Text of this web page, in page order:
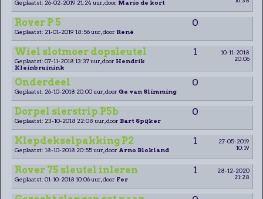
Geplaatst: 26-02-2019 21:24 uur, door Mario de kort
Rover P 5 0
Geplaatst: 21-01-2019 18:56 uur, door René
Wiel slotmoer dopsleutel 1
10-11-2018
20:06
Geplaatst: 07-11-2018 13:37 uur, door Hendrik
Kleinbruinink
Onderdeel 0
Geplaatst: 26-10-2018 20:00 uur, door Ge van Slimming
Dorpel sierstrip P5b 0
Geplaatst: 23-10-2018 22:08 uur, door Bart Spijker
Klepdekselpakking P2 1
27-05-2019
10:19
Geplaatst: 18-10-2018 20:55 uur, door Arno Blokland
Rover 75 sleutel inleren 1
28-12-2020
21:28
Geplaatst: 01-10-2018 10:06 uur, door Fer